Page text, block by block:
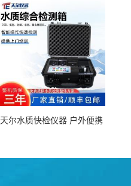
天尔水质快检仪器 户外便携